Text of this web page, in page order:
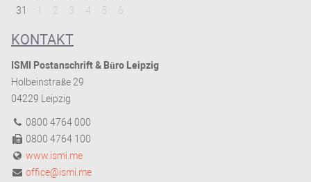
31
2 3 4 5 6
KONTAKT
ISMI Postanschrift & Büro Leipzig
Holbeinstraße 29
04229 Leipzig
0800 4764 000
0800 4764 100
www.ismi.me
office@ismi.me